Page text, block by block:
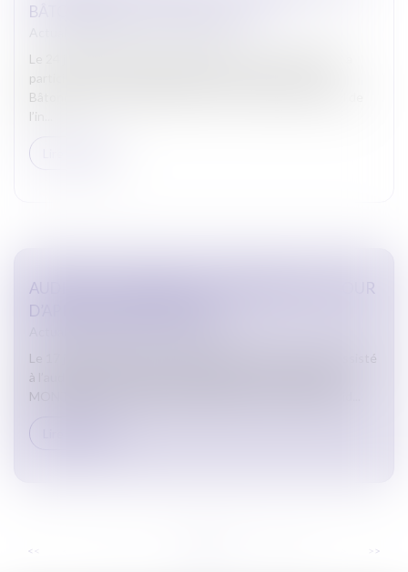
BÂTONNIERS DU 24 JANVIER 2025
Le 24 janvier 2025, Monsieur le Bâtonnier David SARDA a
participé à l’assemblée générale de la Conférence des
Bâtonniers qui s’est tenue à Paris. Ce temps fort annuel de
l’in...
AUDIENCE SOLENNELLE DE RENTRÉE DE LA COUR
D’APPEL DE MONTPELLIER
Le 17 janvier 2025, tous les Bâtonniers du ressort ont assisté
à l’audience solennelle de rentrée de la Cour d’Appel de
MONTPELLIER. Temps particulièrement fort pour la jurid...
<< >>